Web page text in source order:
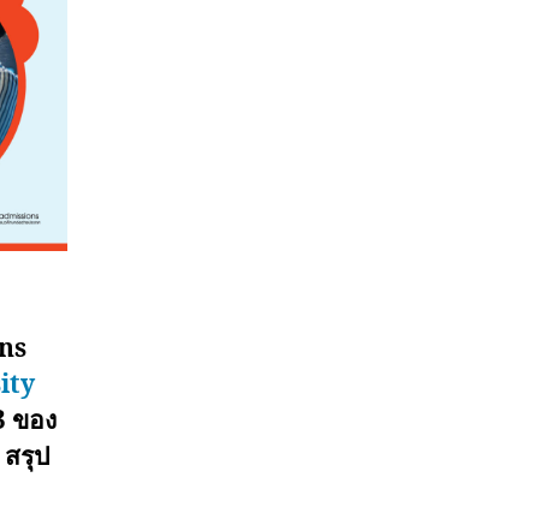
ของ
รุป